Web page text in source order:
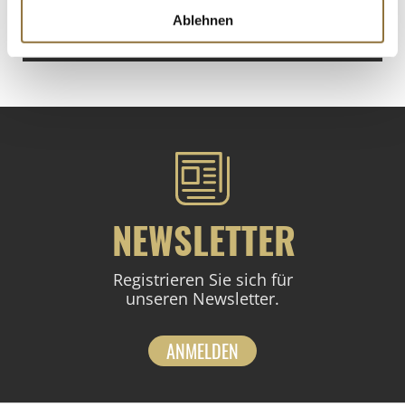
Ablehnen
St.
NEWSLETTER
Registrieren Sie sich für
unseren Newsletter.
ANMELDEN